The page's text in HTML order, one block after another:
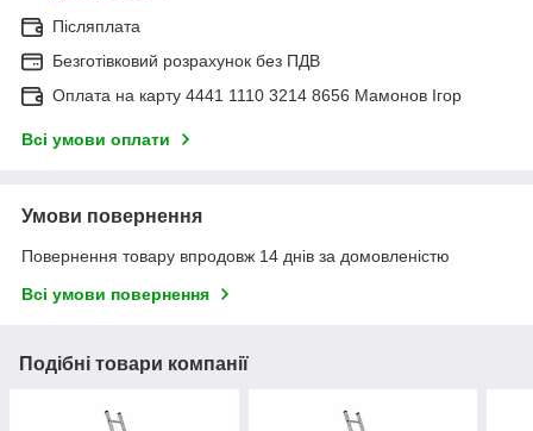
Післяплата
Безготівковий розрахунок без ПДВ
Оплата на карту 4441 1110 3214 8656 Мамонов Ігор
Всі умови оплати
Умови повернення
Повернення товару впродовж 14 днів за домовленістю
Всі умови повернення
Подібні товари компанії